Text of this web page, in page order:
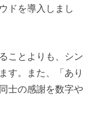
ドを導入しまし
ことよりも、シン
す。また、「あり
士の感謝を数字や